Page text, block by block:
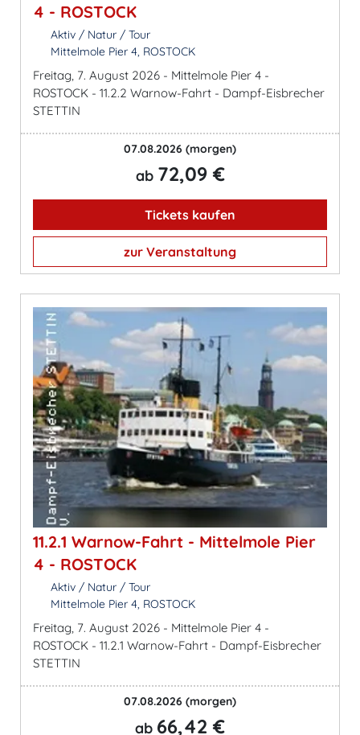
4 - ROSTOCK
Aktiv / Natur / Tour
Mittelmole Pier 4, ROSTOCK
Freitag, 7. August 2026 - Mittelmole Pier 4 -
ROSTOCK - 11.2.2 Warnow-Fahrt - Dampf-Eisbrecher
STETTIN
07.08.2026 (morgen)
ab 72,09 €
Tickets kaufen
zur Veranstaltung
11.2.1 Warnow-Fahrt - Mittelmole Pier
4 - ROSTOCK
Aktiv / Natur / Tour
Mittelmole Pier 4, ROSTOCK
Freitag, 7. August 2026 - Mittelmole Pier 4 -
ROSTOCK - 11.2.1 Warnow-Fahrt - Dampf-Eisbrecher
STETTIN
07.08.2026 (morgen)
ab 66,42 €